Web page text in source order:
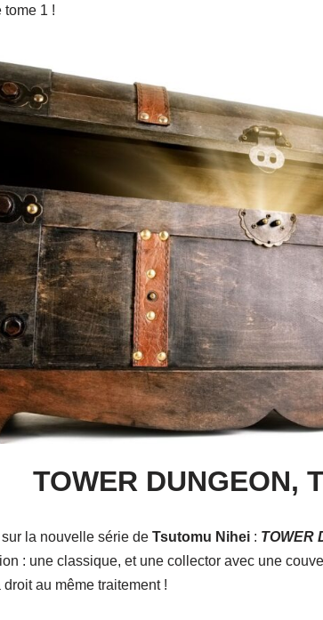
tome 1 !
TOWER DUNGEON,
la nouvelle série de Tsutomu Nihei : TOWER
: une classique, et une collector avec une
au même traitement !